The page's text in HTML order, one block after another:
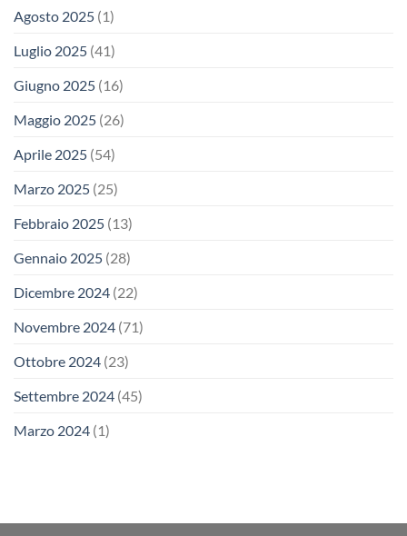
Agosto 2025 (1)
Luglio 2025 (41)
Giugno 2025 (16)
Maggio 2025 (26)
Aprile 2025 (54)
Marzo 2025 (25)
Febbraio 2025 (13)
Gennaio 2025 (28)
Dicembre 2024 (22)
Novembre 2024 (71)
Ottobre 2024 (23)
Settembre 2024 (45)
Marzo 2024 (1)